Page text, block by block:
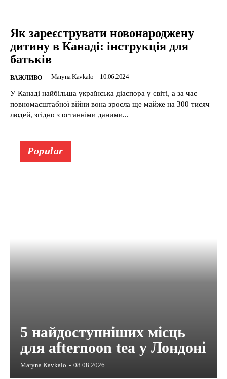
Як зареєструвати новонароджену
дитину в Канаді: інструкція для
батьків
ВАЖЛИВО Maryna Kavkalo - 10.06.2024
У Канаді найбільша українська діаспора у світі, а за час
повномасштабної війни вона зросла ще майже на 300 тисяч
людей, згідно з останніми даними...
Popular
5 найдоступніших місць
для afternoon tea у Лондоні
Maryna Kavkalo - 08.08.2026